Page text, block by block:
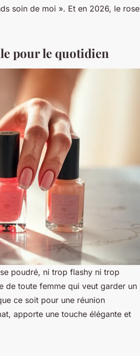
soin de moi ». Et en 2026, le rose
pour le quotidien
poudré, ni trop flashy ni trop
de toute femme qui veut garder un
ce soit pour une réunion
apporte une touche élégante et